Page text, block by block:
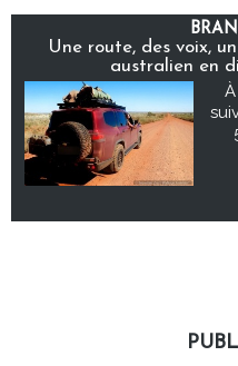
Une route, des voix,
australien en